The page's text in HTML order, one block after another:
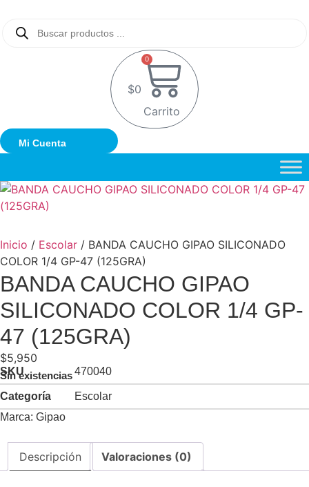
contenido
Búsqueda
$0
0
Carrito
Mi Cuenta
Inicio / Escolar / BANDA CAUCHO GIPAO SILICONADO
COLOR 1/4 GP-47 (125GRA)
BANDA CAUCHO GIPAO
SILICONADO COLOR 1/4 GP-
47 (125GRA)
$5,950
Sin existencias
SKU 470040
Categoría
Escolar
Marca: Gipao
Descripción Valoraciones (0)